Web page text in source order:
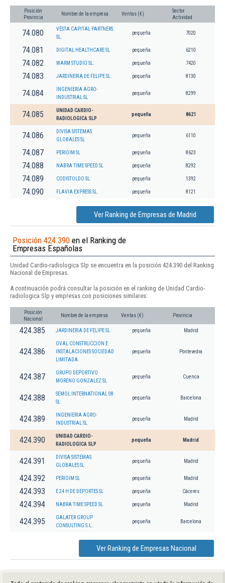
Posición
Provincia
Nombre de la empresa Ventas (€)
Sector
Actividad
74.080
VESTA CAPITAL PARTNERS
SL.
pequeña 7020
74.081 DIGITAL HEALTHCARE SL pequeña 6210
74.082 WARM STUDIO SL. pequeña 7420
74.083 JARDINERIA DE FELIPE SL. pequeña 8130
74.084
INGENIERIA AGRO-
INDUSTRIAL SL
pequeña 8299
74.085
UNIDAD CARDIO-
RADIOLOGICA SLP
pequeña 8621
74.086
DIVISA SISTEMAS
GLOBALES SL
pequeña 6110
74.087 PERIOIM SL pequeña 8623
74.088 NABRA TIME SPEED SL pequeña 8292
74.089 CODISTOLDO SL pequeña 1392
74.090 FLAVIA EXPRESS SL. pequeña 8121
Ver Ranking de Empresas de Madrid
Posición 424.390 en el Ranking de
Empresas Españolas
Unidad Cardio-radiologica Slp se encuentra en la posición 424.390 del Ranking
Nacional de Empresas.
A continuación podrá consultar la posición en el ranking de Unidad Cardio-
radiologica Slp y empresas con posiciones similares:
Posición
Nacional
Nombre de la empresa Ventas (€) Provincia
424.385 JARDINERIA DE FELIPE SL. pequeña Madrid
424.386
OVAL CONSTRUCCION E
INSTALACIONES SOCIEDAD
LIMITADA.
pequeña Pontevedra
424.387
GRUPO DEPORTIVO
MORENO GONZALEZ SL
pequeña Cuenca
424.388
SEMOL INTERNATIONAL 08
SL
pequeña Barcelona
424.389
INGENIERIA AGRO-
INDUSTRIAL SL
pequeña Madrid
424.390
UNIDAD CARDIO-
RADIOLOGICA SLP
pequeña Madrid
424.391
DIVISA SISTEMAS
GLOBALES SL
pequeña Madrid
424.392 PERIOIM SL pequeña Madrid
424.393 E 24 H DE DEPORTES SL pequeña Cáceres
424.394 NABRA TIME SPEED SL pequeña Madrid
424.395
GALATER GROUP
CONSULTING S.L.
pequeña Barcelona
Ver Ranking de Empresas Nacional